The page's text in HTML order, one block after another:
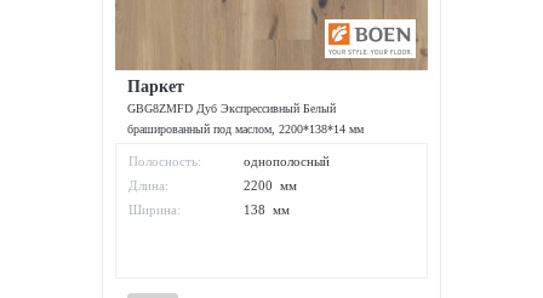
Паркет
GBG8ZMFD Дуб Экспрессивный Белый
брашированный под маслом, 2200*138*14 мм
Полосность:
однополосный
Длина:
2200 мм
Ширина:
138 мм